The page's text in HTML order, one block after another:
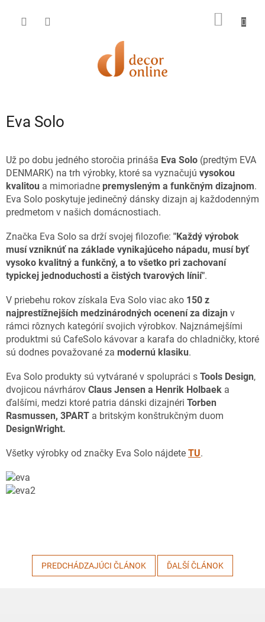
obsah
Eva Solo
Už po dobu jedného storočia prináša Eva Solo (predtým EVA
DENMARK) na trh výrobky, ktoré sa vyznačujú vysokou
kvalitou a mimoriadne premysleným a funkčným dizajnom.
Eva Solo poskytuje jedinečný dánsky dizajn aj každodenným
predmetom v našich domácnostiach.
Značka Eva Solo sa drží svojej filozofie: "Každý výrobok
musí vzniknúť na základe vynikajúceho nápadu, musí byť
vysoko kvalitný a funkčný, a to všetko pri zachovaní
typickej jednoduchosti a čistých tvarových línií".
V priebehu rokov získala Eva Solo viac ako 150 z
najprestížnejších medzinárodných ocenení za dizajn v
rámci rôznych kategórií svojich výrobkov. Najznámejšími
produktmi sú CafeSolo kávovar a karafa do chladničky, ktoré
sú dodnes považované za modernú klasiku.
Eva Solo produkty sú vytvárané v spolupráci s Tools Design,
dvojicou návrhárov Claus Jensen a Henrik Holbaek a
ďalšími, medzi ktoré patria dánski dizajnéri Torben
Rasmussen, 3PART a britským konštrukčným duom
DesignWright.
Všetky výrobky od značky Eva Solo nájdete TU.
PREDCHÁDZAJÚCI ČLÁNOK ĎALŠÍ ČLÁNOK